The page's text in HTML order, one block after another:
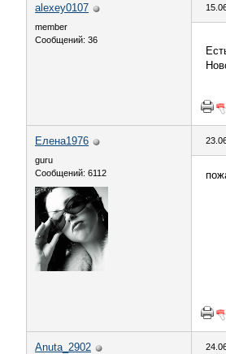
alexey0107
member
Сообщений: 36
Елена1976
guru
Сообщений: 6112
Anuta_2902